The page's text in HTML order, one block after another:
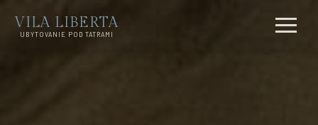
VILA LIBERTA
UBYTOVANIE POD TATRAMI